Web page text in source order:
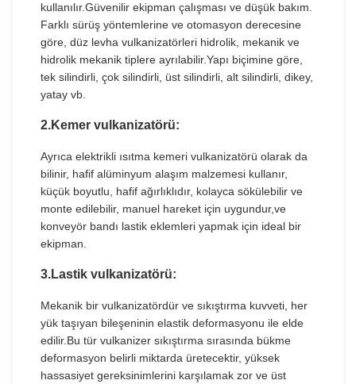
kullanılır.Güvenilir ekipman çalışması ve düşük bakım.
Farklı sürüş yöntemlerine ve otomasyon derecesine
göre, düz levha vulkanizatörleri hidrolik, mekanik ve
hidrolik mekanik tiplere ayrılabilir.Yapı biçimine göre,
tek silindirli, çok silindirli, üst silindirli, alt silindirli, dikey,
yatay vb.
2.Kemer vulkanizatörü:
Ayrıca elektrikli ısıtma kemeri vulkanizatörü olarak da
bilinir, hafif alüminyum alaşım malzemesi kullanır,
küçük boyutlu, hafif ağırlıklıdır, kolayca sökülebilir ve
monte edilebilir, manuel hareket için uygundur,ve
konveyör bandı lastik eklemleri yapmak için ideal bir
ekipman.
3.Lastik vulkanizatörü:
Mekanik bir vulkanizatördür ve sıkıştırma kuvveti, her
yük taşıyan bileşeninin elastik deformasyonu ile elde
edilir.Bu tür vulkanizer sıkıştırma sırasında bükme
deformasyon belirli miktarda üretecektir, yüksek
hassasiyet gereksinimlerini karşılamak zor ve üst